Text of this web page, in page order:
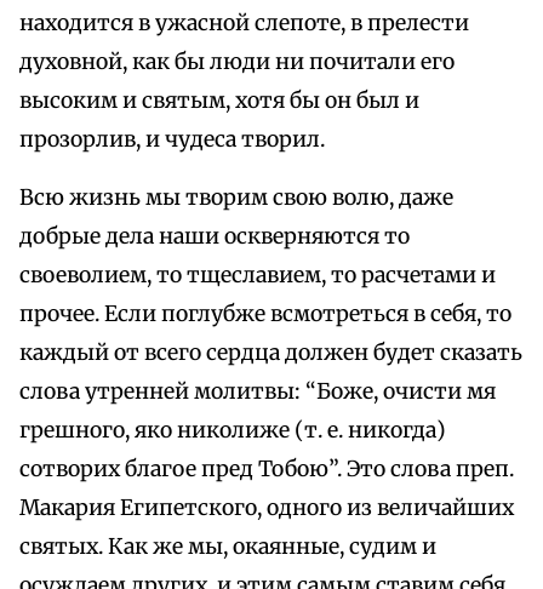
находится в ужасной слепоте, в прелести
духовной, как бы люди ни почитали его
высоким и святым, хотя бы он был и
прозорлив, и чудеса творил.
Всю жизнь мы творим свою волю, даже
добрые дела наши оскверняются то
своеволием, то тщеславием, то расчетами и
прочее. Если поглубже всмотреться в себя, то
каждый от всего сердца должен будет сказать
слова утренней молитвы: “Боже, очисти мя
грешного, яко николиже (т. е. никогда)
сотворих благое пред Тобою”. Это слова преп.
Макария Египетского, одного из величайших
святых. Как же мы, окаянные, судим и